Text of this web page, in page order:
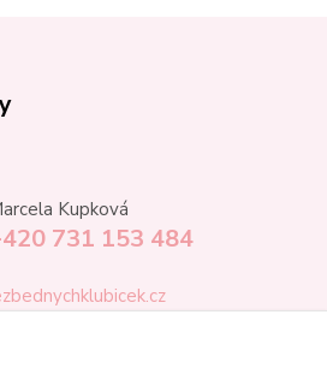
Kupková
731 153 484